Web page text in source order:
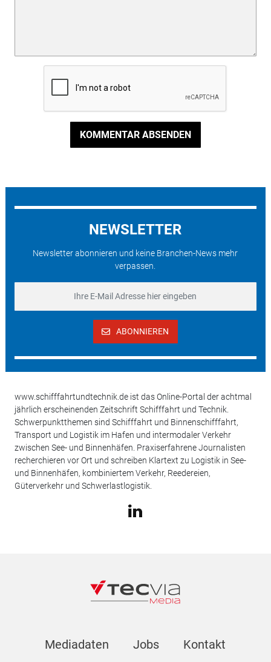
KOMMENTAR ABSENDEN
NEWSLETTER
Newsletter abonnieren und keine Branchen-News mehr
verpassen.
ABONNIEREN
www.schifffahrtundtechnik.de ist das Online-Portal der achtmal
jährlich erscheinenden Zeitschrift Schifffahrt und Technik.
Schwerpunktthemen sind Schifffahrt und Binnenschifffahrt,
Transport und Logistik im Hafen und intermodaler Verkehr
zwischen See- und Binnenhäfen. Praxiserfahrene Journalisten
recherchieren vor Ort und schreiben Klartext zu Logistik in See-
und Binnenhäfen, kombiniertem Verkehr, Reedereien,
Güterverkehr und Schwerlastlogistik.
Mediadaten Jobs Kontakt